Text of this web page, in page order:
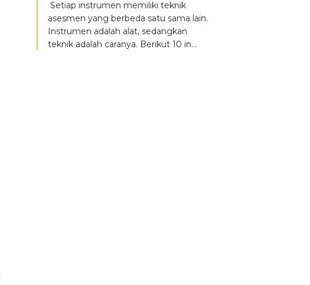
Setiap instrumen memiliki teknik
asesmen yang berbeda satu sama lain.
Instrumen adalah alat, sedangkan
teknik adalah caranya. Berikut 10 in...